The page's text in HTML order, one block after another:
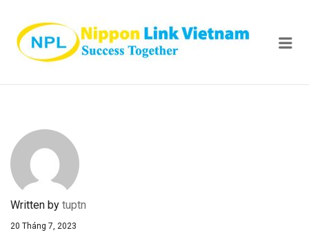
Written by tuptn
20 Tháng 7, 2023